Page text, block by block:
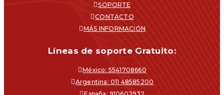
SOPORTE
CONTACTO
MÁS INFORMACIÓN
Líneas de soporte Gratuito:
México: 5541708660
Argentina: 011 48585200